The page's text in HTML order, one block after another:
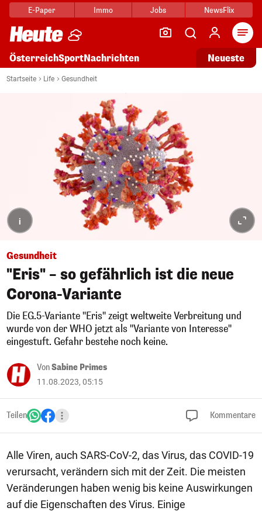
E-Paper Immo Jobs NewsFlix
ÖsterreichSportNachrichten Neueste
Startseite Life Gesundheit
i
Gesundheit
"Eris" – so gefährlich ist die neue
Corona-Variante
Die EG.5-Variante "Eris" zeigt weltweite Verbreitung und
wurde von der WHO jetzt als "Variante von Interesse"
eingestuft. Gefahr bestehe noch keine.
VonSabine Primes
11.08.2023, 05:15
Teilen Kommentare
Alle Viren, auch SARS-CoV-2, das Virus, das COVID-19
verursacht, verändern sich mit der Zeit. Die meisten
Veränderungen haben wenig bis keine Auswirkungen
auf die Eigenschaften des Virus. Einige